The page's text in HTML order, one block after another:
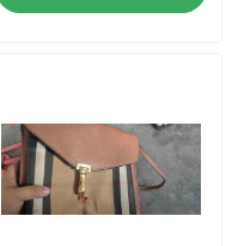
ملابس الاطفال الابتدائية
أحذية رجالية مستعملة